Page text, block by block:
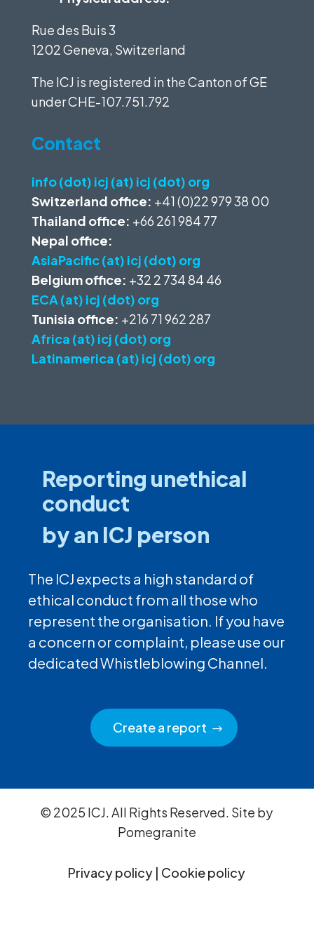
Rue des Buis 3
1202 Geneva, Switzerland
The ICJ is registered in the Canton of GE
underCHE-107.751.792
Contact
info (dot) icj (at) icj (dot) org
Switzerland office: +41 (0)22 979 38 00
Thailand office: +66 261 984 77
Nepal office:
AsiaPacific (at) icj (dot) org
Belgium office: +32 2 734 84 46
ECA (at) icj (dot) org
Tunisia office: +216 71 962 287
Africa (at) icj (dot) org
Latinamerica (at) icj (dot) org
Reporting unethical
conduct
by an ICJ person
The ICJ expects a high standard of
ethical conduct from all those who
represent the organisation. If you have
a concern or complaint, please use our
dedicated Whistleblowing Channel.
Create a report
© 2025 ICJ. All Rights Reserved. Site by
Pomegranite
Privacy policy | Cookie policy